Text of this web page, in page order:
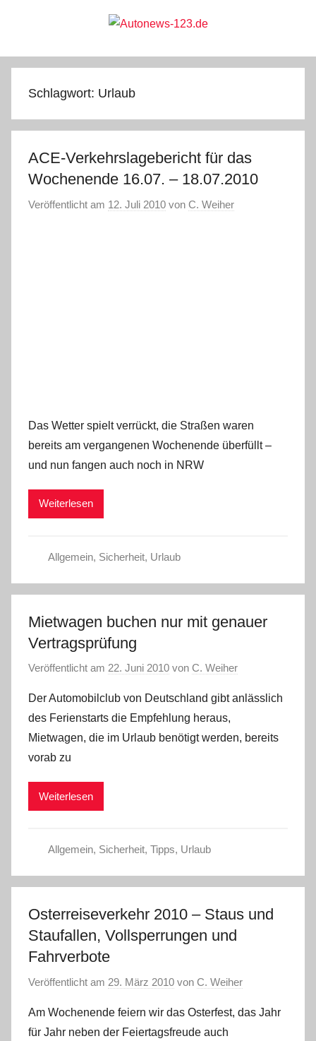
Autonews-
123.de
Schlagwort: Urlaub
ACE-Verkehrslagebericht für das
Wochenende 16.07. – 18.07.2010
Veröffentlicht am 12. Juli 2010 von C. Weiher
Das Wetter spielt verrückt, die Straßen waren
bereits am vergangenen Wochenende überfüllt –
und nun fangen auch noch in NRW
Weiterlesen
Allgemein, Sicherheit, Urlaub
Mietwagen buchen nur mit genauer
Vertragsprüfung
Veröffentlicht am 22. Juni 2010 von C. Weiher
Der Automobilclub von Deutschland gibt anlässlich
des Ferienstarts die Empfehlung heraus,
Mietwagen, die im Urlaub benötigt werden, bereits
vorab zu
Weiterlesen
Allgemein, Sicherheit, Tipps, Urlaub
Osterreiseverkehr 2010 – Staus und
Staufallen, Vollsperrungen und
Fahrverbote
Veröffentlicht am 29. März 2010 von C. Weiher
Am Wochenende feiern wir das Osterfest, das Jahr
für Jahr neben der Feiertagsfreude auch